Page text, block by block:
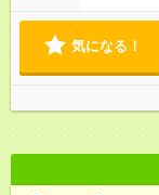
気になる！